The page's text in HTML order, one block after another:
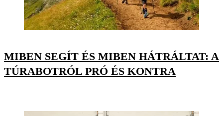
MIBEN SEGÍT ÉS MIBEN HÁTRÁLTAT: A
TÚRABOTRÓL PRÓ ÉS KONTRA